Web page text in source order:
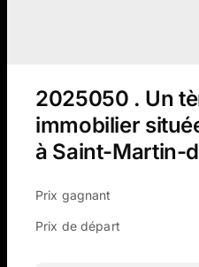
2025050 . Un
immobilier
à Saint-Martin-
Prix gagnant
Prix de départ